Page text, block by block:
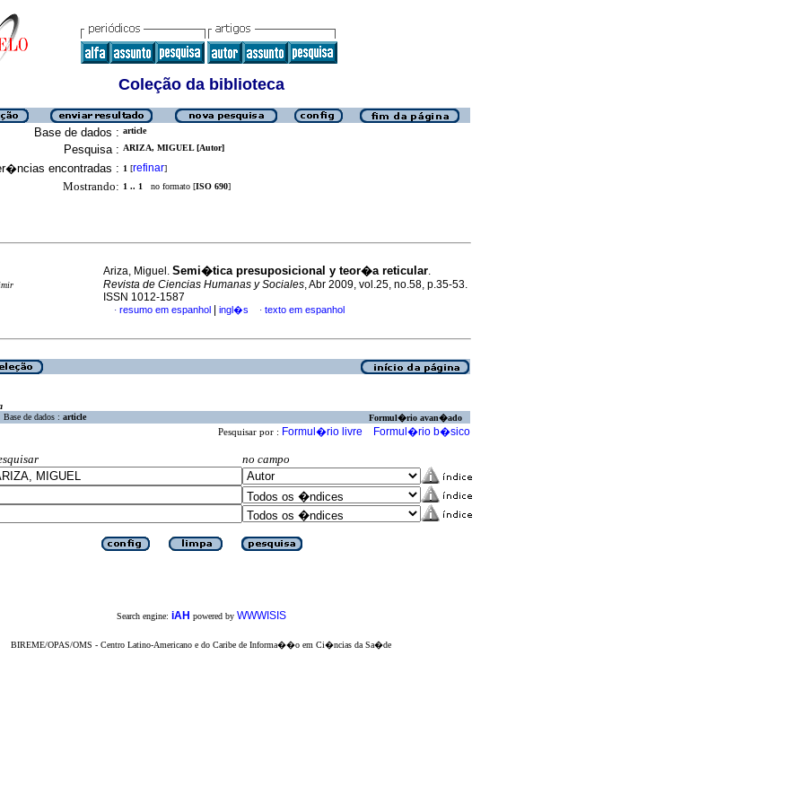
Coleção da biblioteca
Base de dados : article
Pesquisa : ARIZA, MIGUEL [Autor]
encontradas : 1 [refinar]
Mostrando: 1 .. 1 no formato [ISO 690]
Ariza, Miguel. Semi�tica presuposicional y teor�a reticular.
Revista de Ciencias Humanas y Sociales, Abr 2009, vol.25, no.58, p.35-53.
ISSN 1012-1587
· resumo em espanhol ingl�s · texto em espanhol
Base de dados : article Formul�rio avan�ado
Pesquisar por : Formul�rio livre Formul�rio b�sico
no campo
Search engine: iAH powered by WWWISIS
BIREME/OPAS/OMS - Centro Latino-Americano e do Caribe de Informa��o em Ci�ncias da Sa�de